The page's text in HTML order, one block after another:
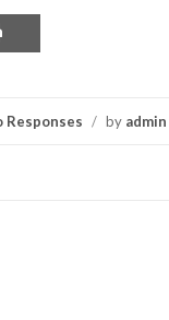
Responses / by admin